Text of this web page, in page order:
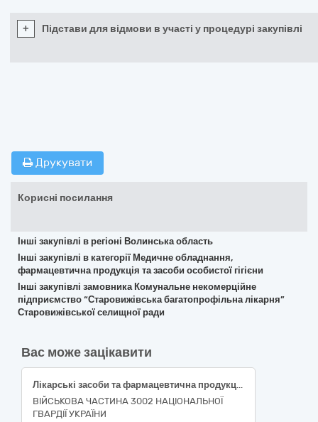
+ Підстави для відмови в участі у процедурі закупівлі
Друкувати
Корисні посилання
Інші закупівлі в регіоні Волинська область
Інші закупівлі в категорії Медичне обладнання,
фармацевтична продукція та засоби особистої гігієни
Інші закупівлі замовника Комунальне некомерційне
підприємство “Старовижівська багатопрофільна лікарня”
Старовижівської селищної ради
Вас може зацікавити
Лікарські засоби та фармацевтична продукція
ВІЙСЬКОВА ЧАСТИНА 3002 НАЦІОНАЛЬНОЇ
ГВАРДІЇ УКРАЇНИ